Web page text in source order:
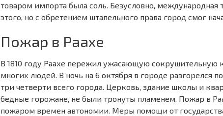
товаром импорта была соль. Безусловно, международная
этого, но с обретением штапельного права город смог
Пожар в Раахе
В 1810 году Раахе пережил ужасающую сокрушительную
многих людей. В ночь на 6 октября в городе разгорелся
три четверти всего города. Церковь, здание школы и
бедные горожане, не были тронуты пламенем. Пожар в
пожаром времен автономии. Меры помощи от